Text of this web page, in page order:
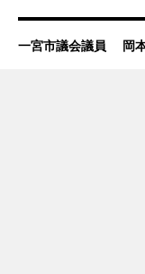
一宮市議会議員 岡本